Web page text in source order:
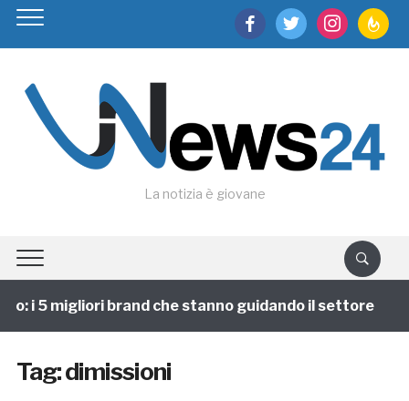
facebooktwitter instagram
La notizia è giovane
i 5 migliori brand che stanno guidando il settore
Tag:dimissioni